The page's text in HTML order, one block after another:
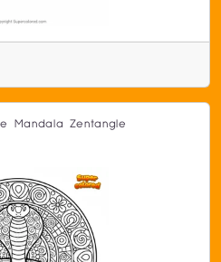
Mandala Zentangle